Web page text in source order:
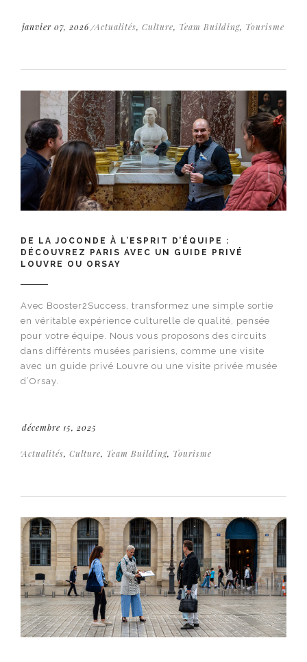
janvier 07, 2026 Actualités, Culture, Team Building, Tourisme
DE LA JOCONDE À L’ESPRIT D’ÉQUIPE :
DÉCOUVREZ PARIS AVEC UN GUIDE PRIVÉ
LOUVRE OU ORSAY
Avec Booster2Success, transformez une simple sortie
en véritable expérience culturelle de qualité, pensée
pour votre équipe. Nous vous proposons des circuits
dans différents musées parisiens, comme une visite
avec un guide privé Louvre ou une visite privée musée
d’Orsay.
décembre 15, 2025
Actualités, Culture, Team Building, Tourisme